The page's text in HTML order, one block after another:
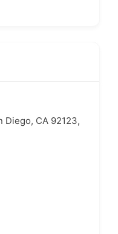
Diego, CA 92123,